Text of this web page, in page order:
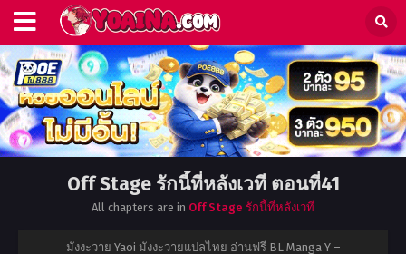
Off Stage รักนี้ที่หลังเวที ตอนที่41
All chapters are in Off Stage รักนี้ที่หลังเวที
มังงะวาย Yaoi มังงะวายแปลไทย อ่านฟรี BL Manga Y –